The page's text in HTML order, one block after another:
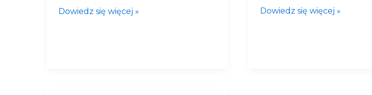
Dowiedz się więcej » Dowiedz się więcej »